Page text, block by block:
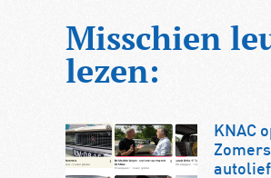
Misschien
lezen:
KNAC